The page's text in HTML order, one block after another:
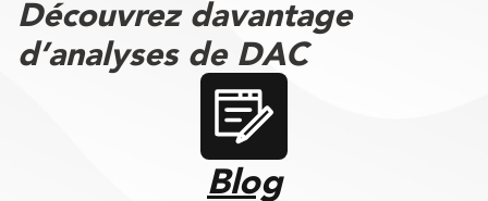
Découvrez davantage
d’analyses de DAC
Blog